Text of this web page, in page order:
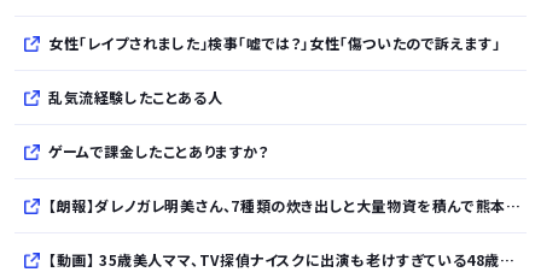
女性「レイプされました」検事「嘘では？」女性「傷ついたので訴えます」
乱気流経験したことある人
ゲームで課金したことありますか？
【朗報】ダレノガレ明美さん、7種類の炊き出しと大量物資を積んで熊本へ・・・・・・・・・
【動画】 35歳美人ママ、TV探偵ナイスクに出演も老けすぎている48歳だろと誹謗中傷